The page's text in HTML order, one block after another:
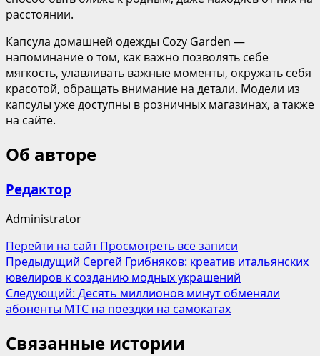
расстоянии.
Капсула домашней одежды Cozy Garden —
напоминание о том, как важно позволять себе
мягкость, улавливать важные моменты, окружать себя
красотой, обращать внимание на детали. Модели из
капсулы уже доступны в розничных магазинах, а также
на сайте.
Об авторе
Редактор
Administrator
Перейти на сайтПросмотреть все записи
Навигация
записи
Предыдущий Сергей Грибняков: креатив итальянских
ювелиров к созданию модных украшений
Следующий: Десять миллионов минут обменяли
абоненты МТС на поездки на самокатах
Связанные истории